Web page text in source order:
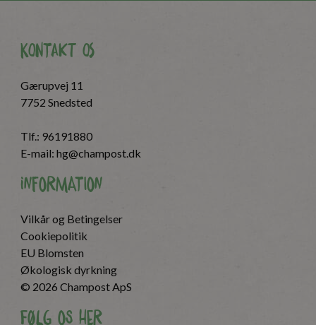
Kontakt os
Gærupvej 11
7752 Snedsted
Tlf.: 96191880
E-mail: hg@champost.dk
Information
Vilkår og Betingelser
Cookiepolitik
EU Blomsten
Økologisk dyrkning
© 2026 Champost ApS
Følg os her